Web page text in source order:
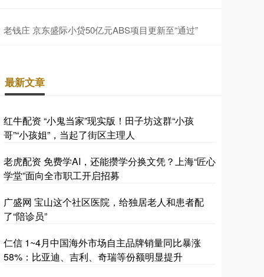
老钱庄 京东盛际小贷50亿元ABS项目更新至“通过”
最新文章
红牛配资 “小鬼当家”现实版！田子坊这群“小孩
哥”“小孩姐”，当起了街区主理人
老虎配资 免费学AI，还能攒学分换文凭？上海“匠心
学堂”面向全市职工开启招募
广盛网 宝山这个社区医院，给独居老人和患者配
了“陪诊员”
仁信 1~4月中国海外市场自主品牌销量同比暴涨
58%：比亚迪、吉利、奇瑞等份额明显提升